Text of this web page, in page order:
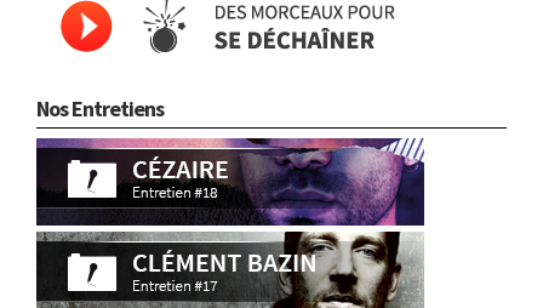
Nos Entretiens